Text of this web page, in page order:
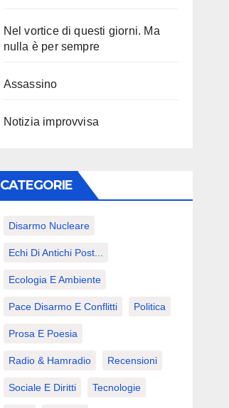
Nel vortice di questi giorni. Ma
nulla è per sempre
Assassino
Notizia improvvisa
CATEGORIE
Disarmo Nucleare
Echi Di Antichi Post...
Ecologia E Ambiente
Pace Disarmo E Conflitti Politica
Prosa E Poesia
Radio & Hamradio Recensioni
Sociale E Diritti Tecnologie